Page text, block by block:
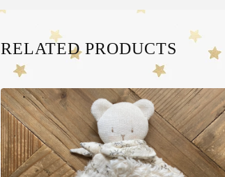
RELATED PRODUCTS